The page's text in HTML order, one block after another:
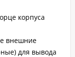
корпуса
внешние
для вывода